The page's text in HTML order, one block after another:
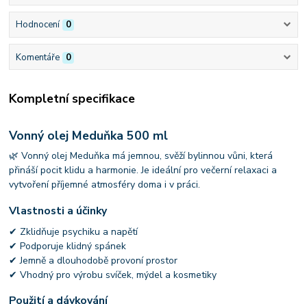
Hodnocení 0
Komentáře 0
Kompletní specifikace
Vonný olej Meduňka 500 ml
🌿 Vonný olej Meduňka má jemnou, svěží bylinnou vůni, která
přináší pocit klidu a harmonie. Je ideální pro večerní relaxaci a
vytvoření příjemné atmosféry doma i v práci.
Vlastnosti a účinky
✔ Zklidňuje psychiku a napětí
✔ Podporuje klidný spánek
✔ Jemně a dlouhodobě provoní prostor
✔ Vhodný pro výrobu svíček, mýdel a kosmetiky
Použití a dávkování